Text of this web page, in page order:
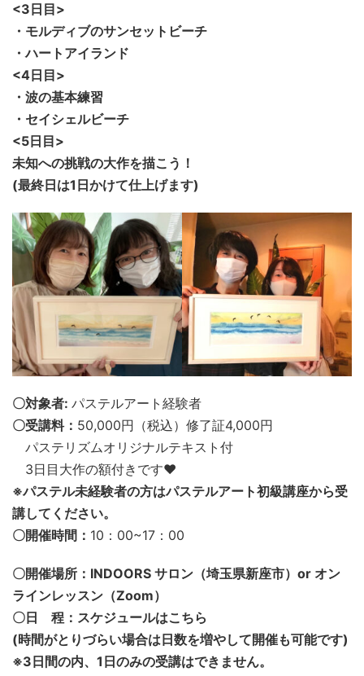
<3日目>
・モルディブのサンセットビーチ
・ハートアイランド
<4日目>
・波の基本練習
・セイシェルビーチ
<5日目>
未知への挑戦の大作を描こう！
(最終日は1日かけて仕上げます)
〇対象者: パステルアート経験者
〇受講料： 50,000円（税込）修了証4,000円
パステリズムオリジナルテキスト付
3日目大作の額付きです♥
※パステル未経験者の方はパステルアート初級講座から受
講してください。
〇開催時間： 10：00~17：00
〇開催場所：INDOORS サロン（埼玉県新座市）or オン
ラインレッスン（Zoom）
〇日 程：スケジュールはこちら
(時間がとりづらい場合は日数を増やして開催も可能です)
※3日間の内、1日のみの受講はできません。